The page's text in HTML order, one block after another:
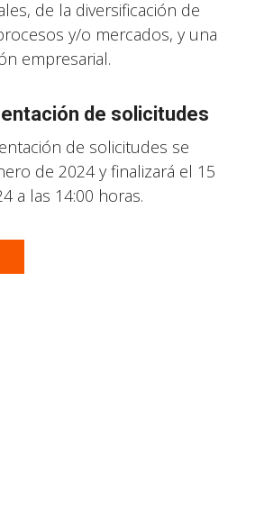
de la diversificación de
y/o mercados, y una
empresarial.
de solicitudes
de solicitudes se
de 2024 y finalizará el 15
a las 14:00 horas.